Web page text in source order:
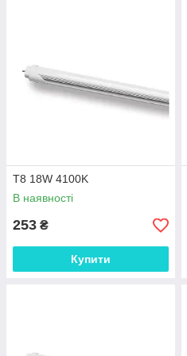
T8 18W 4100K
В наявності
253 ₴
Купити